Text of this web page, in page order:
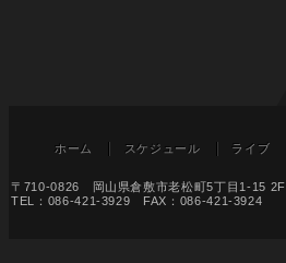
ホーム スケジュール ライブ
〒710-0826 岡山県倉敷市老松町5丁目1-15 2F
TEL：086-421-3929 FAX：086-421-3924